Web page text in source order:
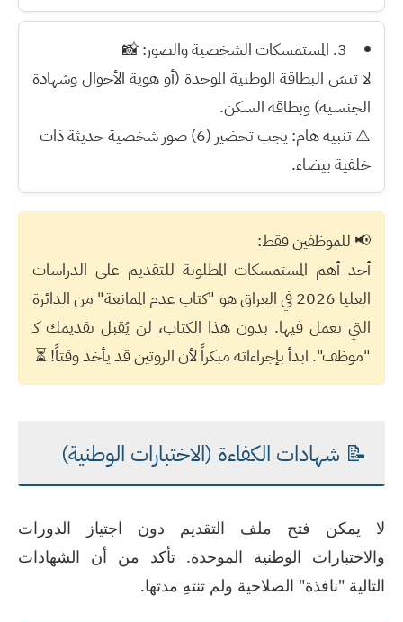
3. المستمسكات الشخصية والصور:
📸
لا تنسَ البطاقة الوطنية الموحدة (أو هوية الأحوال وشهادة
الجنسية) وبطاقة السكن.
⚠️تنبيه هام: يجب تحضير (6) صور شخصية
حديثة ذات
خلفية بيضاء.
📢 للموظفين فقط:
أحد أهم المستمسكات المطلوبة للتقديم على الدراسات
العليا 2026 في العراق
هو "كتاب عدم الممانعة" من الدائرة
التي تعمل فيها. بدون هذا الكتاب، لن يُقبل تقديمك كـ
"موظف". ابدأ بإجراءاته مبكراً لأن الروتين قد يأخذ وقتاً! ⏳
📝 شهادات الكفاءة (الاختبارات الوطنية)
لا يمكن فتح ملف التقديم دون اجتياز الدورات
والاختبارات الوطنية الموحدة. تأكد من أن الشهادات
التالية "نافذة" الصلاحية ولم تنتهِ مدتها.